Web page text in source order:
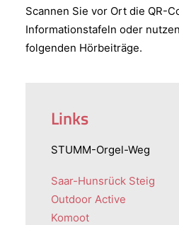
Scannen Sie vor Ort die QR-
Informationstafeln oder
folgenden Hörbeiträge.
Links
STUMM-Orgel-Weg
Saar-Hunsrück Steig
Outdoor Active
Komoot